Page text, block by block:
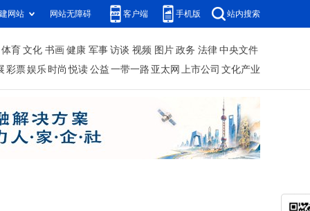
网站 网站无障碍 客户端 手机版 站内搜索
体育 文化 书画 健康 军事 访谈 视频 图片 政务 法律 中央文件
彩票娱乐 时尚 悦读 公益 一带一路 亚太网 上市公司 文化产业